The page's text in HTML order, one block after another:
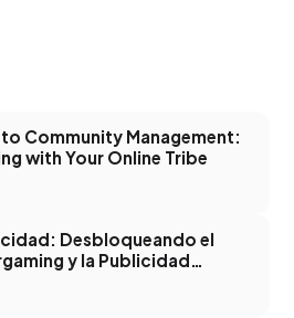
Community Management:
with Your Online Tribe
Desbloqueando el
y la Publicidad